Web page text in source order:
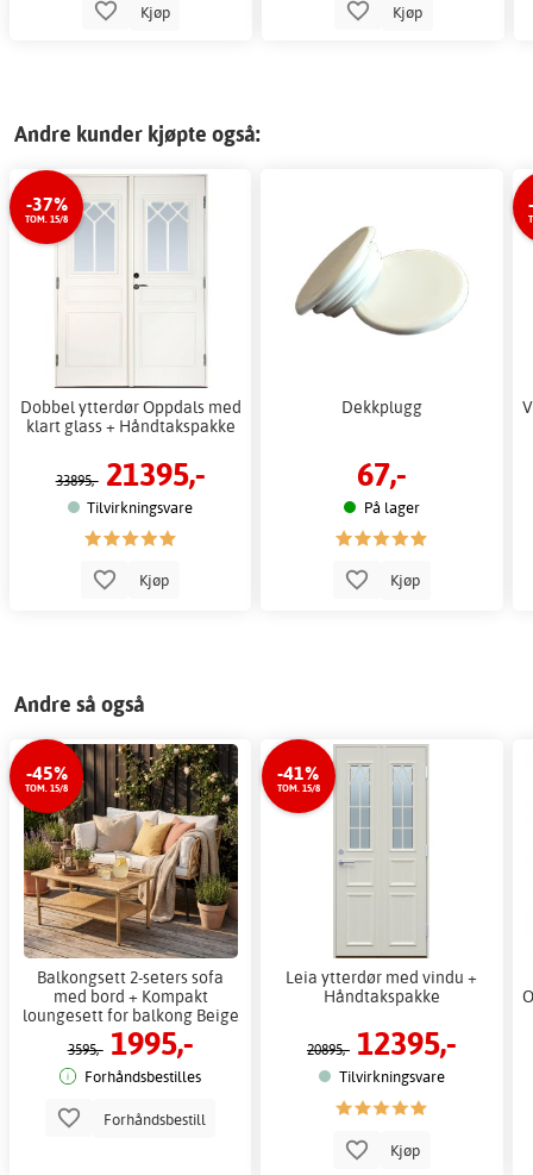
Kjøp Kjøp
Andre kunder kjøpte også:
-37%
TOM. 15/8
Dobbel ytterdør Oppdals med
klart glass + Håndtakspakke
33895,- 21395,-
Tilvirkningsvare
Kjøp
Dekkplugg
67,-
På lager
Kjøp
Andre så også
-45%
TOM. 15/8
Balkongsett 2-seters sofa
med bord + Kompakt
loungesett for balkong Beige
- Aspö + Flekkfjerner for
møbler
3595,- 1995,-
Forhåndsbestilles
Forhåndsbestill
-41%
TOM. 15/8
Leia ytterdør med vindu +
Håndtakspakke
20895,- 12395,-
Tilvirkningsvare
Kjøp